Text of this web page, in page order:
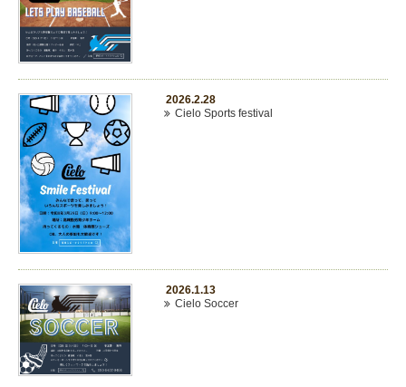
2026.2.28
Cielo Sports festival
2026.1.13
Cielo Soccer